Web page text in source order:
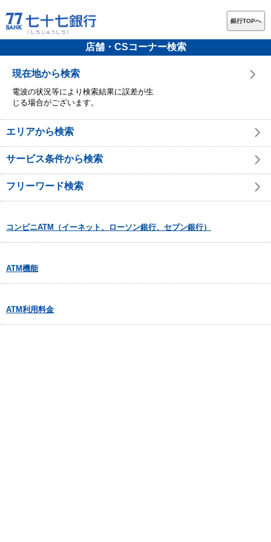
銀行TOPへ
店舗・CSコーナー検索
現在地から検索
電波の状況等により検索結果に誤差が生
じる場合がございます。
エリアから検索
サービス条件から検索
フリーワード検索
コンビニATM（イーネット、ローソン銀行、セブン銀行）
ATM機能
ATM利用料金